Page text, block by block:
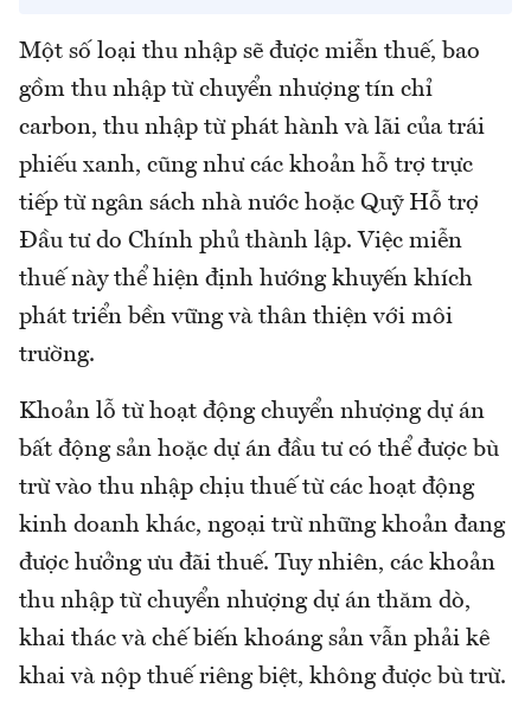
Một số loại thu nhập sẽ được miễn thuế, bao
gồm thu nhập từ chuyển nhượng tín chỉ
carbon, thu nhập từ phát hành và lãi của trái
phiếu xanh, cũng như các khoản hỗ trợ trực
tiếp từ ngân sách nhà nước hoặc Quỹ Hỗ trợ
Đầu tư do Chính phủ thành lập. Việc miễn
thuế này thể hiện định hướng khuyến khích
phát triển bền vững và thân thiện với môi
trường.
Khoản lỗ từ hoạt động chuyển nhượng dự án
bất động sản hoặc dự án đầu tư có thể được bù
trừ vào thu nhập chịu thuế từ các hoạt động
kinh doanh khác, ngoại trừ những khoản đang
được hưởng ưu đãi thuế. Tuy nhiên, các khoản
thu nhập từ chuyển nhượng dự án thăm dò,
khai thác và chế biến khoáng sản vẫn phải kê
khai và nộp thuế riêng biệt, không được bù trừ.